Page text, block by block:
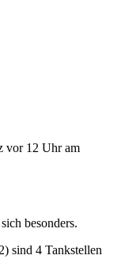
vor 12 Uhr am
besonders.
sind 4 Tankstellen